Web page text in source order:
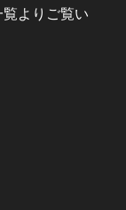
よりご覧い